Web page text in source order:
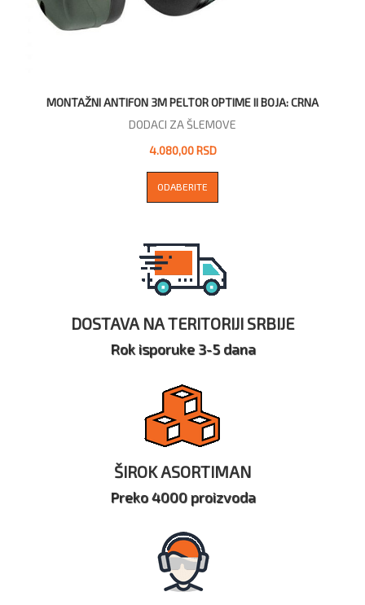
MONTAŽNI ANTIFON 3M PELTOR OPTIME II BOJA: CRNA
DODACI ZA ŠLEMOVE
4.080,00 RSD
ODABERITE
DOSTAVA NA TERITORIJI SRBIJE
Rok isporuke 3-5 dana
ŠIROK ASORTIMAN
Preko 4000 proizvoda